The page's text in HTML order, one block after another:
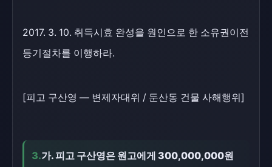
2017. 3. 10. 취득시효 완성을 원인으로 한 소유권이전
등기절차를 이행하라.
[피고 구산영 — 변제자대위 / 둔산동 건물 사해행위]
3.가. 피고 구산영은 원고에게 300,000,000원